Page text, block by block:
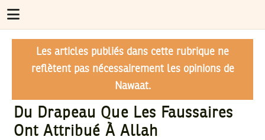
Les articles publiés dans cette rubrique ne
reflètent pas nécessairement les opinions de
Nawaat.
Du Drapeau Que Les Faussaires
Ont Attribué À Allah